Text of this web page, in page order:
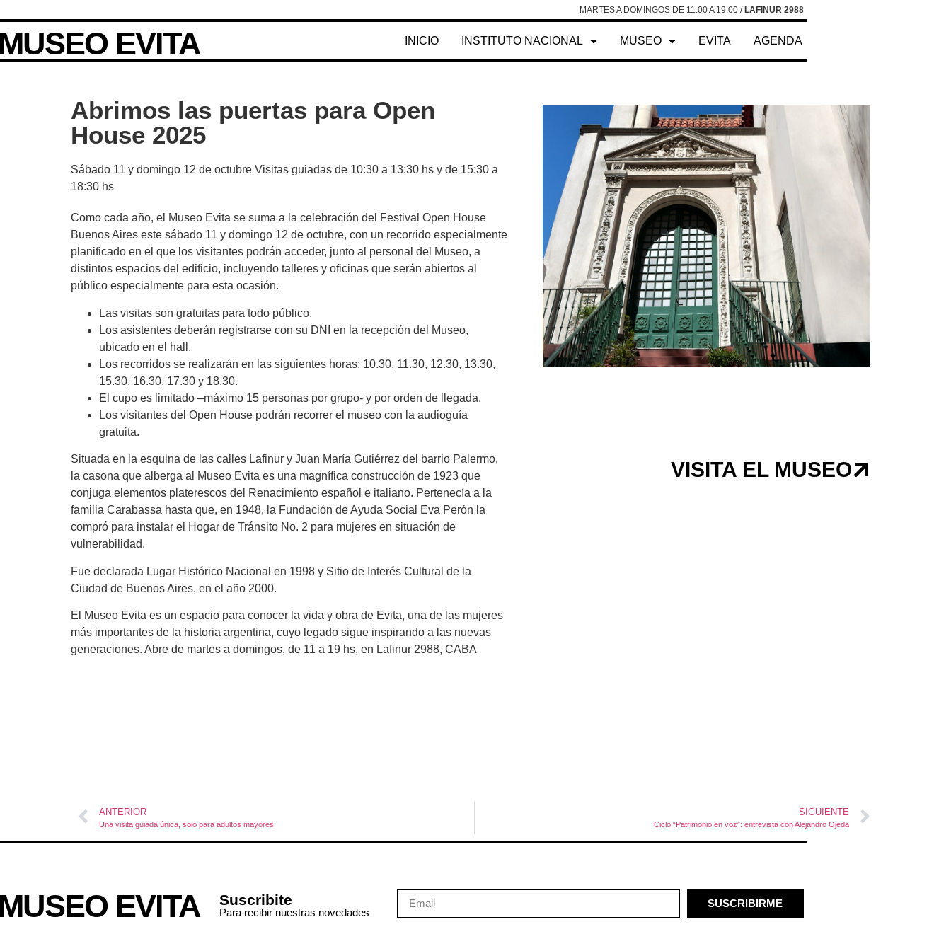
MARTES A DOMINGOS DE 11:00 A 19:00 / LAFINUR 2988
EVITA INICIO INSTITUTO NACIONAL MUSEO EVITA AGENDA
Abrimos las puertas para Open
House 2025
Sábado 11 y domingo 12 de octubre Visitas guiadas de 10:30 a 13:30 hs y de 15:30 a
18:30 hs
Como cada año, el Museo Evita se suma a la celebración del Festival Open House
Buenos Aires este sábado 11 y domingo 12 de octubre, con un recorrido especialmente
planificado en el que los visitantes podrán acceder, junto al personal del Museo, a
distintos espacios del edificio, incluyendo talleres y oficinas que serán abiertos al
público especialmente para esta ocasión.
Las visitas son gratuitas para todo público.
Los asistentes deberán registrarse con su DNI en la recepción del Museo,
ubicado en el hall.
Los recorridos se realizarán en las siguientes horas: 10.30, 11.30, 12.30, 13.30,
15.30, 16.30, 17.30 y 18.30.
El cupo es limitado –máximo 15 personas por grupo- y por orden de llegada.
Los visitantes del Open House podrán recorrer el museo con la audioguía
gratuita.
Situada en la esquina de las calles Lafinur y Juan María Gutiérrez del barrio Palermo,
la casona que alberga al Museo Evita es una magnífica construcción de 1923 que
conjuga elementos platerescos del Renacimiento español e italiano. Pertenecía a la
familia Carabassa hasta que, en 1948, la Fundación de Ayuda Social Eva Perón la
compró para instalar el Hogar de Tránsito No. 2 para mujeres en situación de
vulnerabilidad.
Fue declarada Lugar Histórico Nacional en 1998 y Sitio de Interés Cultural de la
Ciudad de Buenos Aires, en el año 2000.
El Museo Evita es un espacio para conocer la vida y obra de Evita, una de las mujeres
más importantes de la historia argentina, cuyo legado sigue inspirando a las nuevas
generaciones. Abre de martes a domingos, de 11 a 19 hs, en Lafinur 2988, CABA
VISITA EL MUSEO
ANTERIOR
Una visita guiada única, solo para adultos mayores
SIGUIENTE
Ciclo “Patrimonio en voz”: entrevista con Alejandro Ojeda
EVITA Suscribite
Para recibir nuestras novedades
SUSCRIBIRME